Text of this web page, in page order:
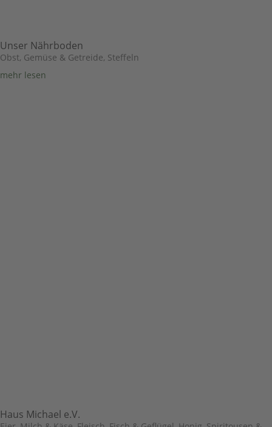
Unser Nährboden
Obst, Gemüse & Getreide, Steffeln
mehr lesen
Haus Michael e.V.